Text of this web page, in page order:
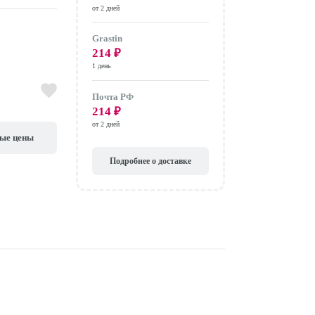
цены
от 2 дней
Grastin
214 ₽
1 день
Почта РФ
214 ₽
от 2 дней
Подробнее о доставке